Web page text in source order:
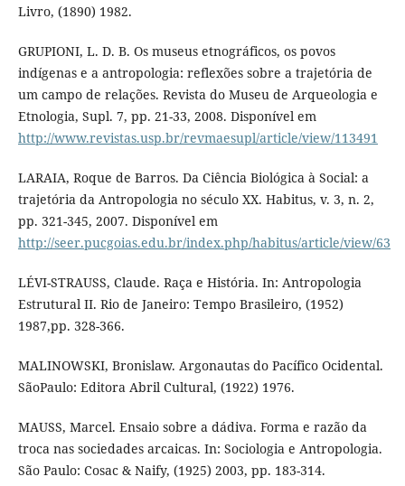
Livro, (1890) 1982.
GRUPIONI, L. D. B. Os museus etnográficos, os povos
indígenas e a antropologia: reflexões sobre a trajetória de
um campo de relações. Revista do Museu de Arqueologia e
Etnologia, Supl. 7, pp. 21-33, 2008. Disponível em
http://www.revistas.usp.br/revmaesupl/article/view/113491
LARAIA, Roque de Barros. Da Ciência Biológica à Social: a
trajetória da Antropologia no século XX. Habitus, v. 3, n. 2,
pp. 321-345, 2007. Disponível em
http://seer.pucgoias.edu.br/index.php/habitus/article/view/63
LÉVI-STRAUSS, Claude. Raça e História. In: Antropologia
Estrutural II. Rio de Janeiro: Tempo Brasileiro, (1952)
1987,pp. 328-366.
MALINOWSKI, Bronislaw. Argonautas do Pacífico Ocidental.
SãoPaulo: Editora Abril Cultural, (1922) 1976.
MAUSS, Marcel. Ensaio sobre a dádiva. Forma e razão da
troca nas sociedades arcaicas. In: Sociologia e Antropologia.
São Paulo: Cosac & Naify, (1925) 2003, pp. 183-314.